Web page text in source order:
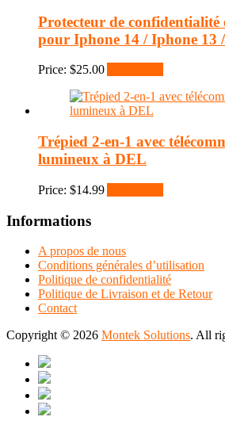
Protecteur de confidentialité
pour Iphone 14 / Iphone 13
Price: $25.00
Trépied 2-en-1 avec
lumineux à DEL
Price: $14.99
Informations
A propos de nous
Conditions générales d’utilisation
Politique de confidentialité
Politique de Livraison et de Retour
Contact
Copyright © 2026 Montek Solutions. All